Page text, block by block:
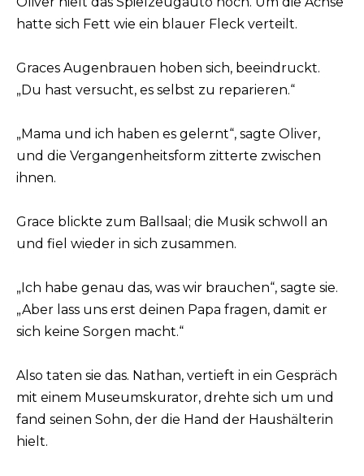
hatte sich Fett wie ein blauer Fleck verteilt.
Graces Augenbrauen hoben sich, beeindruckt.
„Du hast versucht, es selbst zu reparieren.“
„Mama und ich haben es gelernt“, sagte Oliver,
und die Vergangenheitsform zitterte zwischen
ihnen.
Grace blickte zum Ballsaal; die Musik schwoll an
und fiel wieder in sich zusammen.
„Ich habe genau das, was wir brauchen“, sagte sie.
„Aber lass uns erst deinen Papa fragen, damit er
sich keine Sorgen macht.“
Also taten sie das. Nathan, vertieft in ein Gespräch
mit einem Museumskurator, drehte sich um und
fand seinen Sohn, der die Hand der Haushälterin
hielt.